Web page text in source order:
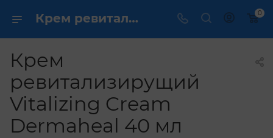
Крем ревитализирущий Vitalizing Cream Dermaheal 40 мл купить по выгодной цене в интернет магазине 0
Крем
ревитализирущий
Vitalizing Cream
Dermaheal 40 мл